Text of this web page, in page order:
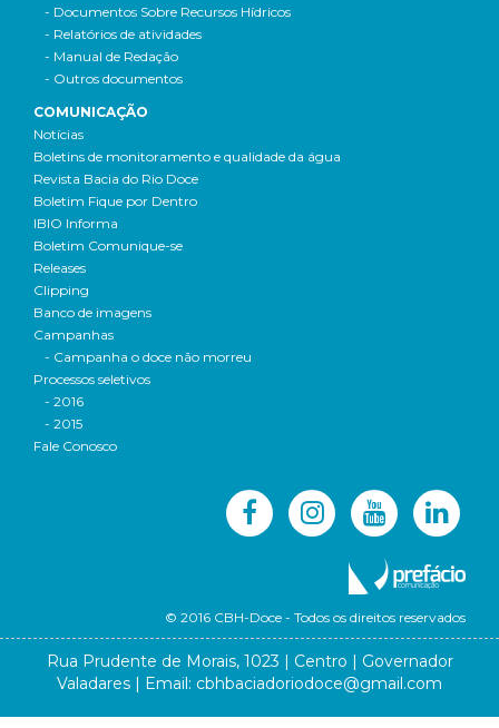
- Documentos Sobre Recursos Hídricos
- Relatórios de atividades
- Manual de Redação
- Outros documentos
COMUNICAÇÃO
Notícias
Boletins de monitoramento e qualidade da água
Revista Bacia do Rio Doce
Boletim Fique por Dentro
IBIO Informa
Boletim Comunique-se
Releases
Clipping
Banco de imagens
Campanhas
- Campanha o doce não morreu
Processos seletivos
- 2016
- 2015
Fale Conosco
© 2016 CBH-Doce - Todos os direitos reservados
Rua Prudente de Morais, 1023 | Centro | Governador
Valadares | Email: cbhbaciadoriodoce@gmail.com